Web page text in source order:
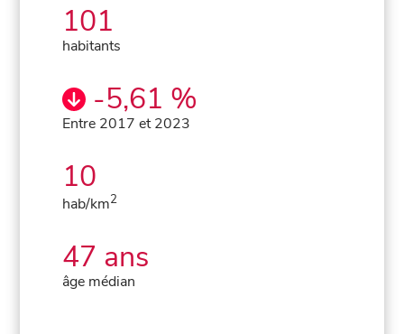
101
habitants
-5,61 %
Entre 2017 et 2023
10
hab/km2
47 ans
âge médian